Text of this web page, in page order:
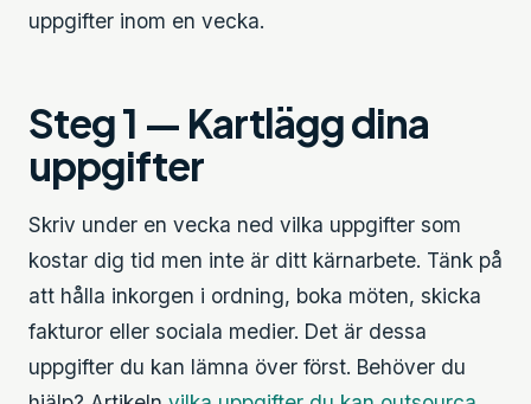
uppgifter inom en vecka.
Steg 1 — Kartlägg dina
uppgifter
Skriv under en vecka ned vilka uppgifter som
kostar dig tid men inte är ditt kärnarbete. Tänk på
att hålla inkorgen i ordning, boka möten, skicka
fakturor eller sociala medier. Det är dessa
uppgifter du kan lämna över först. Behöver du